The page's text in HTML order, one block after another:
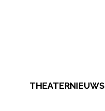
THEATERNIEUWS